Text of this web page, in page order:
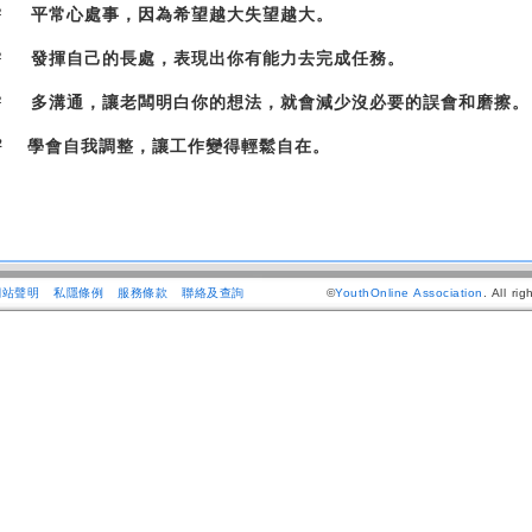
平常心處事，因為希望越大失望越大。
發揮自己的長處，表現出你有能力去完成任務。
多溝通，讓老闆明白你的想法，就會減少沒必要的誤會和磨擦。
學會自我調整，讓工作變得輕鬆自在。
聲明 私隱條例 服務條款 聯絡及查詢 ©YouthOnline Association . All